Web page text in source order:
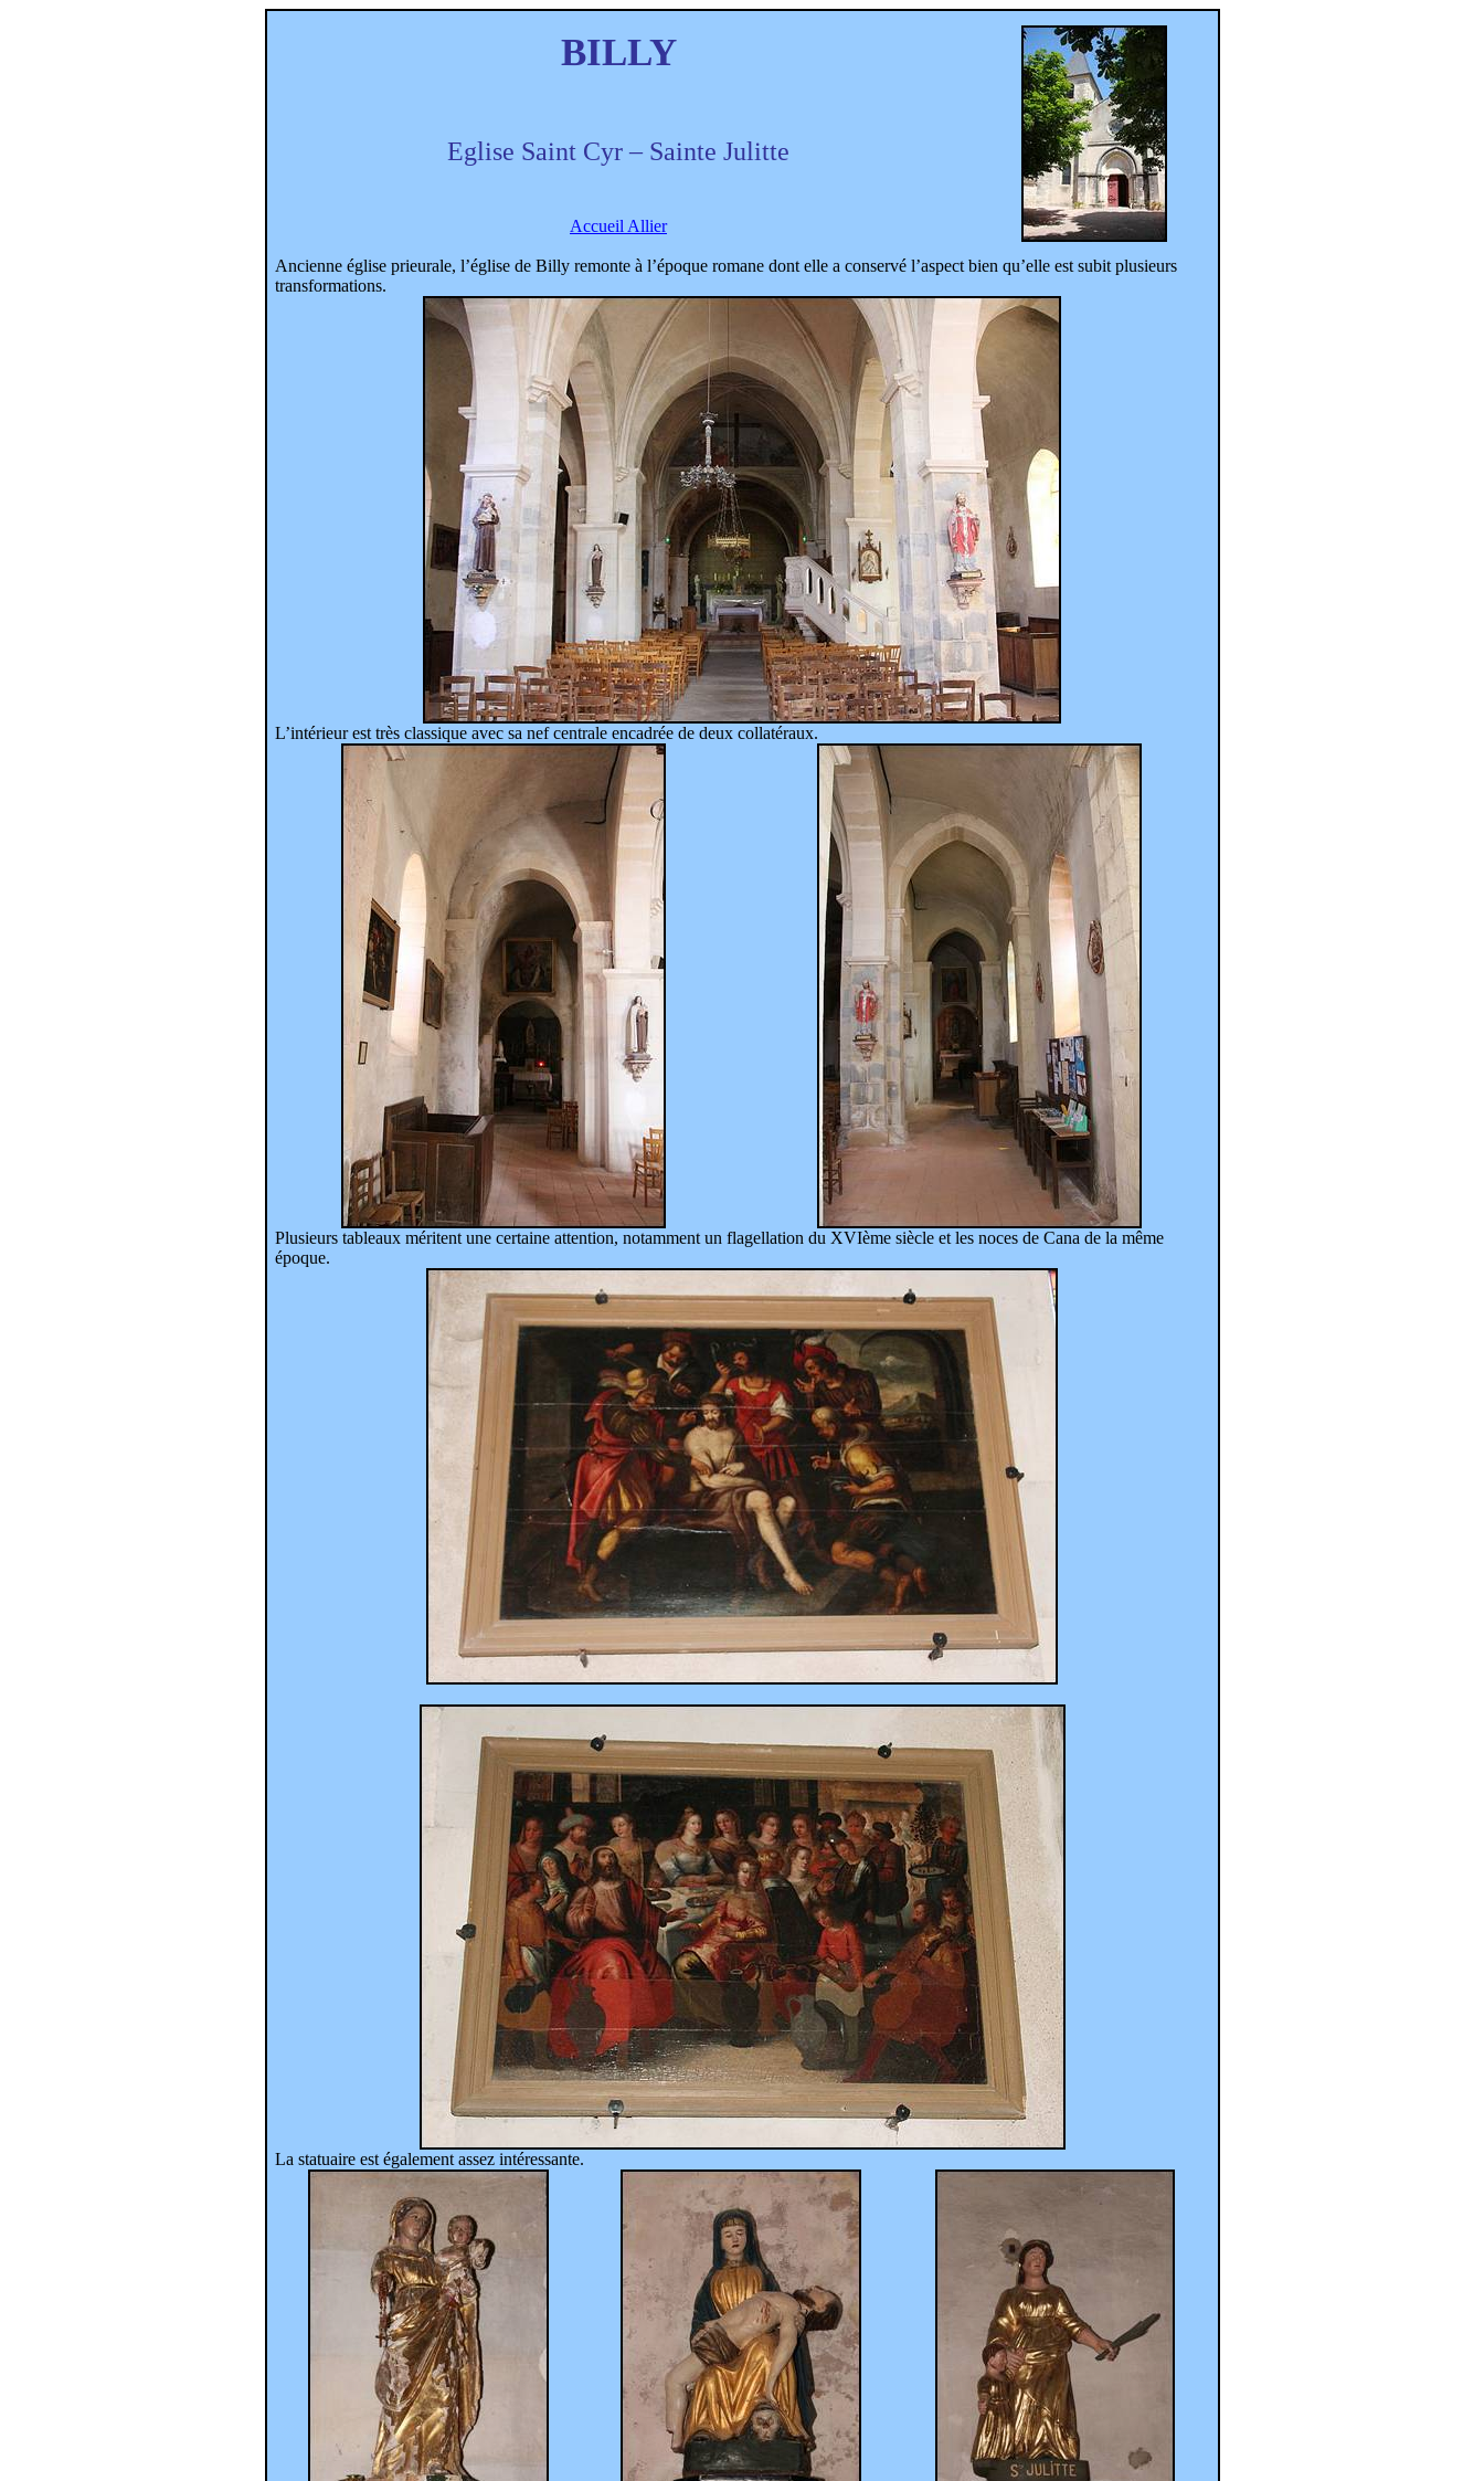
BILLY
Eglise Saint Cyr – Sainte Julitte
Accueil Allier
Ancienne église prieurale, l’église de Billy remonte à l’époque romane dont elle a conservé l’aspect bien qu’elle est subit plusieurs
transformations.
L’intérieur est très classique avec sa nef centrale encadrée de deux collatéraux.
Plusieurs tableaux méritent une certaine attention, notamment un flagellation du XVIème siècle et les noces de Cana de la même
époque.
La statuaire est également assez intéressante.